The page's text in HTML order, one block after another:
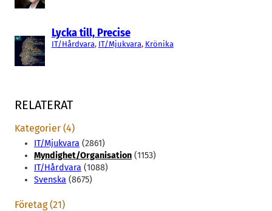
Lycka till, Precise
IT/Hårdvara, IT/Mjukvara, Krönika
RELATERAT
Kategorier (4)
IT/Mjukvara (2861)
Myndighet/Organisation (1153)
IT/Hårdvara (1088)
Svenska (8675)
Företag (21)